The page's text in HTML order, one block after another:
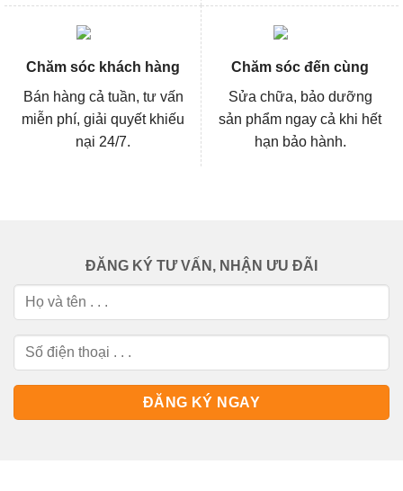
Chăm sóc khách hàng
Bán hàng cả tuần, tư vấn
miễn phí, giải quyết khiếu
nại 24/7.
Chăm sóc đến cùng
Sửa chữa, bảo dưỡng
sản phẩm ngay cả khi hết
hạn bảo hành.
ĐĂNG KÝ TƯ VẤN, NHẬN ƯU ĐÃI